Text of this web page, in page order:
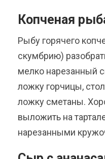
Копченая
Рыбу горячего
скумбрию)
мелко нарезанный
ложку горчицы,
ложку сметаны.
выложить на
нарезанными